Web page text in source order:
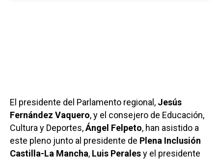
El presidente del Parlamento regional, Jesús
Fernández Vaquero, y el consejero de Educación,
Cultura y Deportes,Ángel Felpeto, han asistido a
este pleno junto al presidente de Plena Inclusión
Castilla-La Mancha, Luis Peralesy el presidente